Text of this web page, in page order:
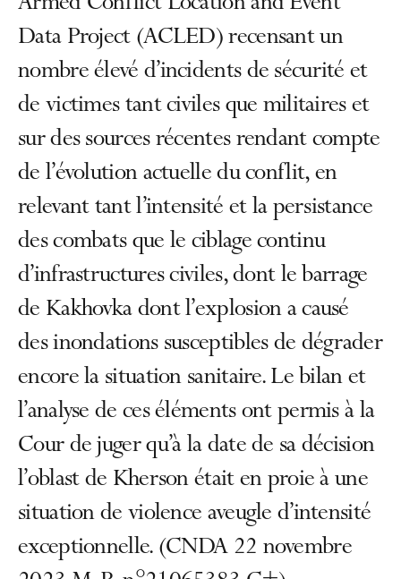
Data Project (ACLED) recensant un
nombre élevé d’incidents de sécurité et
de victimes tant civiles que militaires et
sur des sources récentes rendant compte
de l’évolution actuelle du conflit, en
relevant tant l’intensité et la persistance
des combats que le ciblage continu
d’infrastructures civiles, dont le barrage
de Kakhovka dont l’explosion a causé
des inondations susceptibles de dégrader
encore la situation sanitaire. Le bilan et
l’analyse de ces éléments ont permis à la
Cour de juger qu’à la date de sa décision
l’oblast de Kherson était en proie à une
situation de violence aveugle d’intensité
exceptionnelle. (CNDA 22 novembre